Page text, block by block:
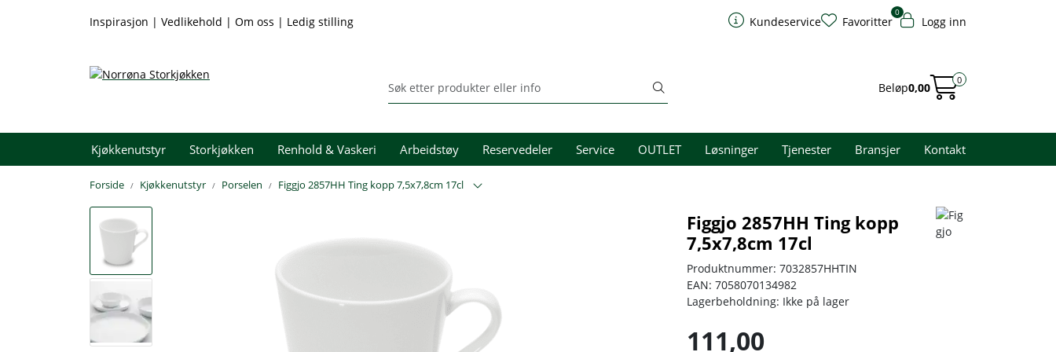
Inspirasjon | Vedlikehold | Om oss | Ledig stilling Kundeservice
0
Favoritter Logg inn
Beløp0,00
0
Kjøkkenutstyr Storkjøkken Renhold & Vaskeri Arbeidstøy Reservedeler Service OUTLET Løsninger Tjenester Bransjer Kontakt
Forside Kjøkkenutstyr Porselen Figgjo 2857HH Ting kopp 7,5x7,8cm 17cl
Figgjo 2857HH Ting kopp
7,5x7,8cm 17cl
Produktnummer: 7032857HHTIN
EAN: 7058070134982
Lagerbeholdning: Ikke på lager
111,00